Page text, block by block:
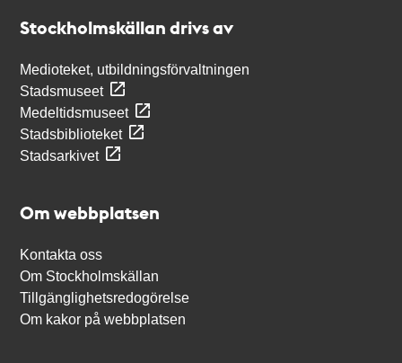
Stockholmskällan drivs av
Medioteket, utbildningsförvaltningen
Stadsmuseet
Medeltidsmuseet
Stadsbiblioteket
Stadsarkivet
Om webbplatsen
Kontakta oss
Om Stockholmskällan
Tillgänglighetsredogörelse
Om kakor på webbplatsen